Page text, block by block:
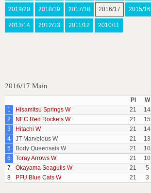
2019/20 2018/19 2017/18 2016/17 2015/16
2013/14 2012/13 2011/12 2010/11
2016/17 Main
Pl W
1
Hisamitsu Springs W 21 14
2
NEC Red Rockets W 21 15
3
Hitachi W 21 14
4
JT Marvelous W 21 13
5
Body Queenseis W 21 10
6
Toray Arrows W 21 10
7
Okayama Seagulls W 21 5
8
PFU Blue Cats W 21 3